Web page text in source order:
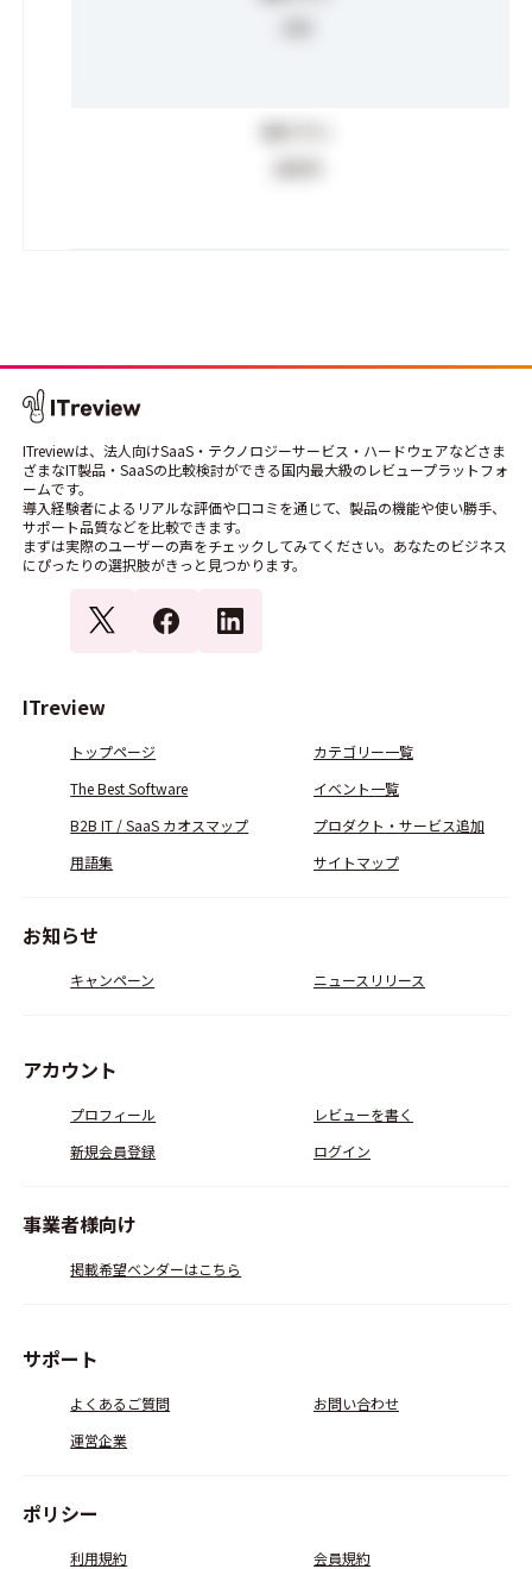
ITreviewは、法人向けSaaS・テクノロジーサービス・ハードウェアなどさま
ざまなIT製品・SaaSの比較検討ができる国内最大級のレビュープラットフォ
ームです。
導入経験者によるリアルな評価や口コミを通じて、製品の機能や使い勝手、
サポート品質などを比較できます。
まずは実際のユーザーの声をチェックしてみてください。あなたのビジネス
にぴったりの選択肢がきっと見つかります。
ITreview
トップページ
カテゴリー一覧
The Best Software
イベント一覧
B2B IT / SaaS カオスマップ
プロダクト・サービス追加
用語集
サイトマップ
お知らせ
キャンペーン ニュースリリース
アカウント
プロフィール
レビューを書く
新規会員登録
ログイン
事業者様向け
掲載希望ベンダーはこちら
サポート
よくあるご質問
お問い合わせ
運営企業
ポリシー
利用規約 会員規約